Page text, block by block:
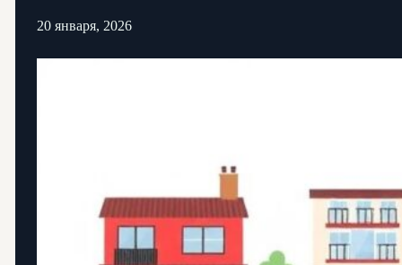
20 января, 2026